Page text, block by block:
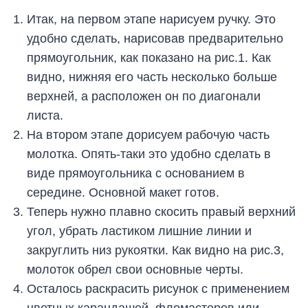
Итак, на первом этапе нарисуем ручку. Это
удобно сделать, нарисовав предварительно
прямоугольник, как показано на рис.1. Как
видно, нижняя его часть несколько больше
верхней, а расположен он по диагонали
листа.
На втором этапе дорисуем рабочую часть
молотка. Опять-таки это удобно сделать в
виде прямоугольника с основанием в
середине. Основной макет готов.
Теперь нужно плавно скосить правый верхний
угол, убрать ластиком лишние линии и
закруглить низ рукоятки. Как видно на рис.3,
молоток обрел свои основные черты.
Осталось раскрасить рисунок с применением